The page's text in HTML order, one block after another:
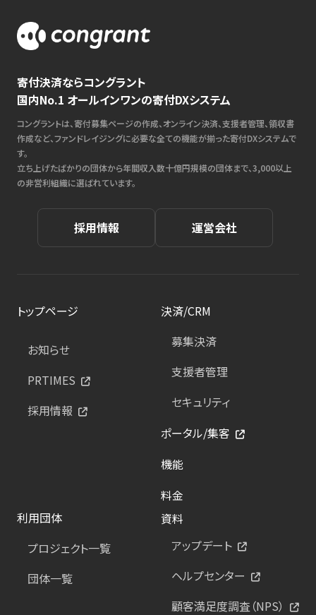
寄付決済ならコングラント
国内No.1 オールインワンの寄付DXシステム
コングラントは、寄付募集ページの作成、オンライン決済、支援者管理、領収書
作成など、ファンドレイジングに必要な全ての機能が揃った寄付DXシステムで
す。
立ち上げたばかりの団体から年間収入数十億円規模の団体まで、3,000以上
の非営利組織に選ばれています。
採用情報 運営会社
トップページ
お知らせ
PRTIMES
採用情報
決済/CRM
募集決済
支援者管理
セキュリティ
ポータル/集客
機能
料金
利用団体
プロジェクト一覧
団体一覧
資料
アップデート
ヘルプセンター
顧客満足度調査（NPS）